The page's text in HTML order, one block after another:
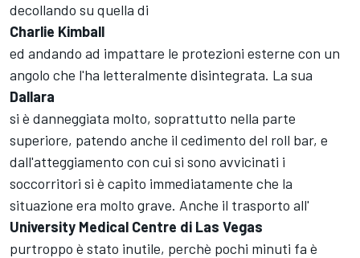
decollando su quella di
Charlie Kimball
ed andando ad impattare le protezioni esterne con un
angolo che l'ha letteralmente disintegrata. La sua
Dallara
si è danneggiata molto, soprattutto nella parte
superiore, patendo anche il cedimento del roll bar, e
dall'atteggiamento con cui si sono avvicinati i
soccorritori si è capito immediatamente che la
situazione era molto grave. Anche il trasporto all'
University Medical Centre di Las Vegas
purtroppo è stato inutile, perchè pochi minuti fa è